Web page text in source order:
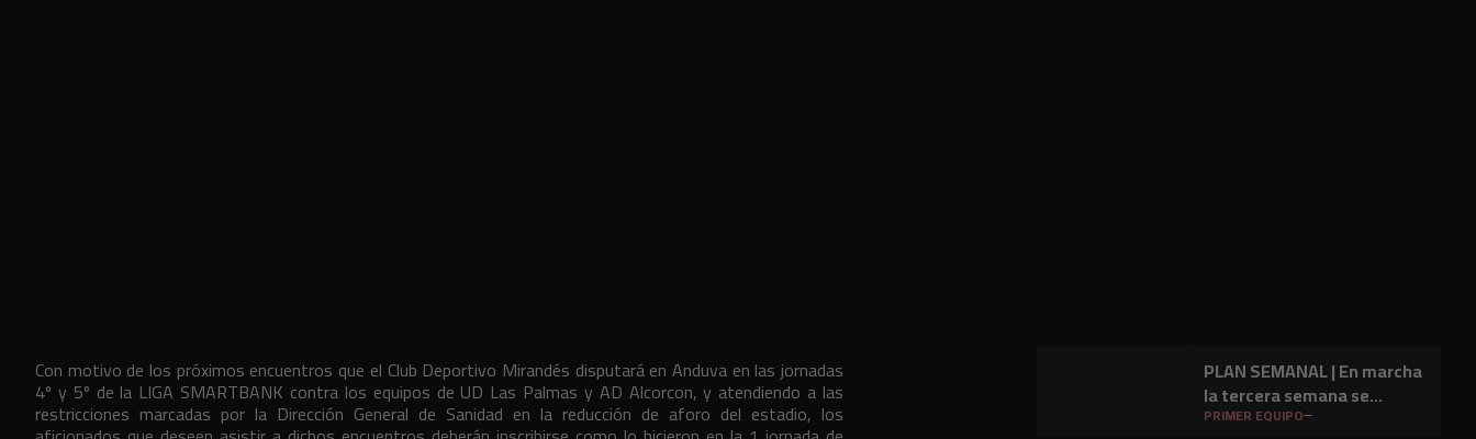
Con motivo de los próximos encuentros que el Club Deportivo Mirandés disputará en Anduva en las jornadas
4º y 5º de la LIGA SMARTBANK contra los equipos de UD Las Palmas y AD Alcorcon, y atendiendo a las
restricciones marcadas por la Dirección General de Sanidad en la reducción de aforo del estadio, los
PLAN SEMANAL | En marcha
la tercera semana se
preparación
PRIMER EQUIPO